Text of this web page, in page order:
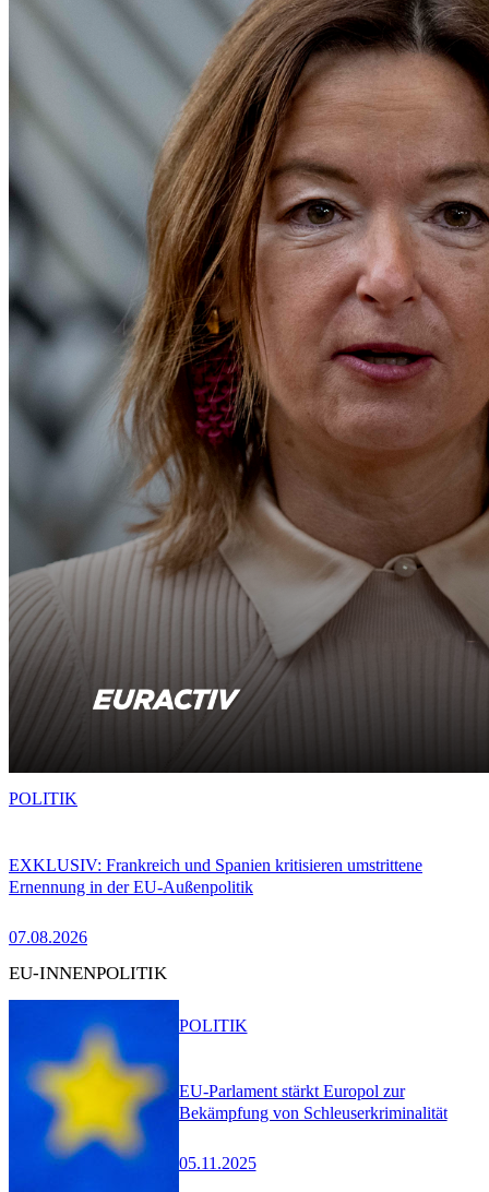
EXKLUSIV: Frankreich und Spanien kritisieren umstrittene
Ernennung in der EU-Außenpolitik
07.08.2026
POLITIK
EU-INNENPOLITIK
EU-Parlament stärkt Europol zur
Bekämpfung von Schleuserkriminalität
05.11.2025
POLITIK